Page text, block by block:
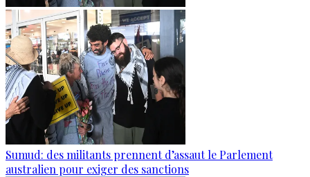
Sumud: des militants prennent d’assaut le Parlement
australien pour exiger des sanctions